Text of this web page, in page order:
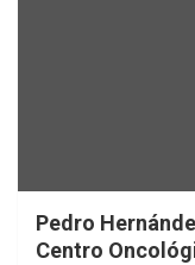
Pedro
Centro